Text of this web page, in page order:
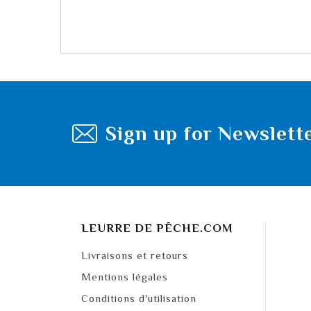
Sign up for
LEURRE DE PÊCHE.COM
Livraisons et retours
Mentions légales
Conditions d'utilisation